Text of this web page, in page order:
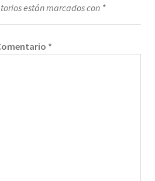
están marcados con *
*